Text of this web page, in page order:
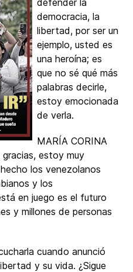
defender la
democracia, la
libertad, por ser un
ejemplo, usted es
una heroína; es
que no sé qué más
palabras decirle,
estoy emocionada
de verla.
MARÍA CORINA
gracias, estoy muy
los venezolanos
y los
en juego es el futuro
y millones de personas
cuando anunció
y su vida. ¿Sigue